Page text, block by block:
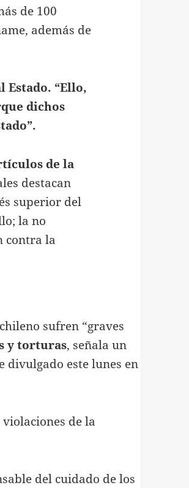
de 100
además de
“Ello,
dichos
de la
destacan
superior del
la no
contra la
sufren “graves
y torturas, señala un
divulgado este lunes en
de la
del cuidado de los